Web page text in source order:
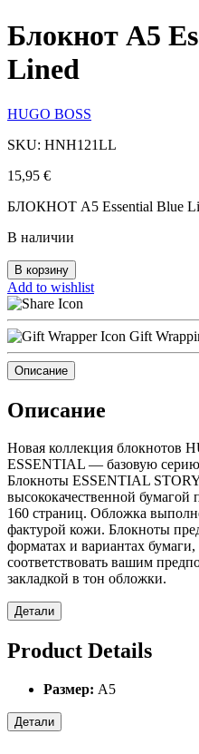
Блокнот A5
Lined
HUGO BOSS
SKU: HNH121LL
15,95 €
БЛОКНОТ A5 Essential Blue
В наличии
В корзину
Add to wishlist
Gift
Описание
Описание
Новая коллекция блокнотов
ESSENTIAL — базовую серию
Блокноты ESSENTIAL
высококачественной бумагой
160 страниц. Обложка
фактурой кожи. Блокноты
форматах и вариантах
соответствовать вашим
закладкой в тон обложки.
Детали
Product Details
Размер: Α5
Детали